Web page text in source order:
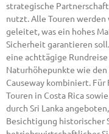
strategische
nutzt. Alle Touren
geleitet, was ein hohes
Sicherheit garantieren
eine achttägige
Naturhöhepunkte wie den
Causeway kombiniert.
Touren in Costa Rica
durch Sri Lanka
Besichtigung historischer